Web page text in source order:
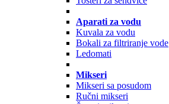
Aparati za vodu
Kuvala za vodu
Bokali za filtriranje vode
Ledomati
Mikseri
Mikseri sa posudom
Ručni mikseri